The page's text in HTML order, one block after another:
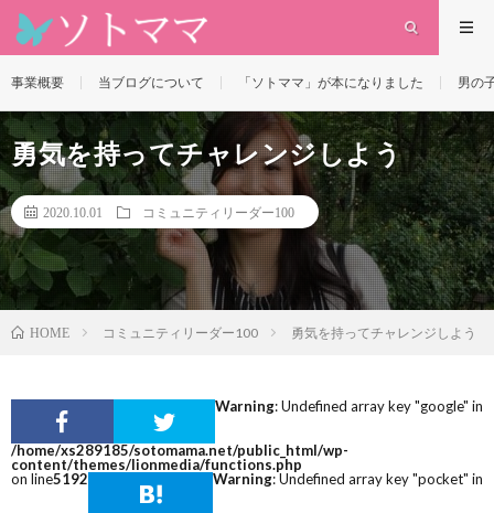
事業概要 当ブログについて 「ソトママ」が本になりました 男の
勇気を持ってチャレンジしよう
2020.10.01 コミュニティリーダー100
HOME コミュニティリーダー100 勇気を持ってチャレンジしよう
Warning: Undefined array key "google" in
/home/xs289185/sotomama.net/public_html/wp-
content/themes/lionmedia/functions.php
on line5192 Warning: Undefined array key "pocket" in